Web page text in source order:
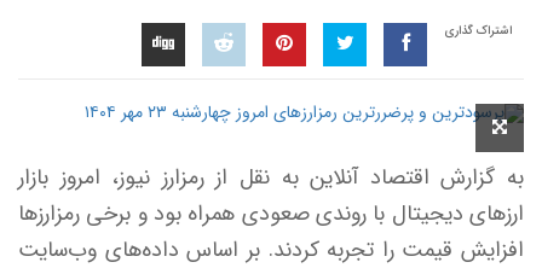
اشتراک گذاری
به گزارش اقتصاد آنلاین به نقل از رمزارز نیوز، امروز بازار
ارز‌های دیجیتال با روندی صعودی همراه بود و برخی رمزارز‌ها
افزایش قیمت را تجربه کردند. بر اساس داده‌های وب‌سایت